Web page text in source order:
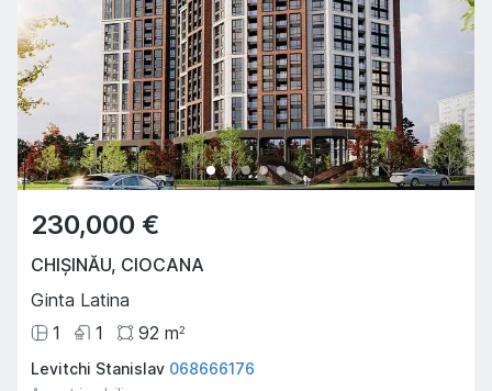
230,000 €
CHIȘINĂU, CIOCANA
Ginta Latina
1
1 92 m2
Levitchi Stanislav 068666176